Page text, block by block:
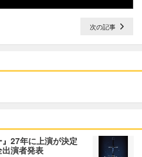
次の記事
』27年に上演が決定
演者発表